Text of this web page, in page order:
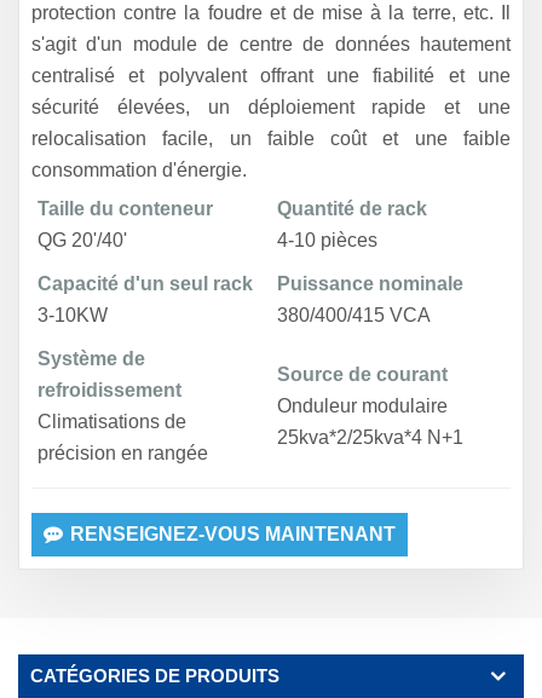
protection contre la foudre et de mise à la terre, etc. Il
s'agit d'un module de centre de données hautement
centralisé et polyvalent offrant une fiabilité et une
sécurité élevées, un déploiement rapide et une
relocalisation facile, un faible coût et une faible
consommation d'énergie.
Taille du conteneur
QG 20'/40'
Quantité de rack
4-10 pièces
Capacité d'un seul rack
3-10KW
Puissance nominale
380/400/415 VCA
Système de
refroidissement
Climatisations de
précision en rangée
Source de courant
Onduleur modulaire
25kva*2/25kva*4 N+1
RENSEIGNEZ-VOUS MAINTENANT
CATÉGORIES DE PRODUITS